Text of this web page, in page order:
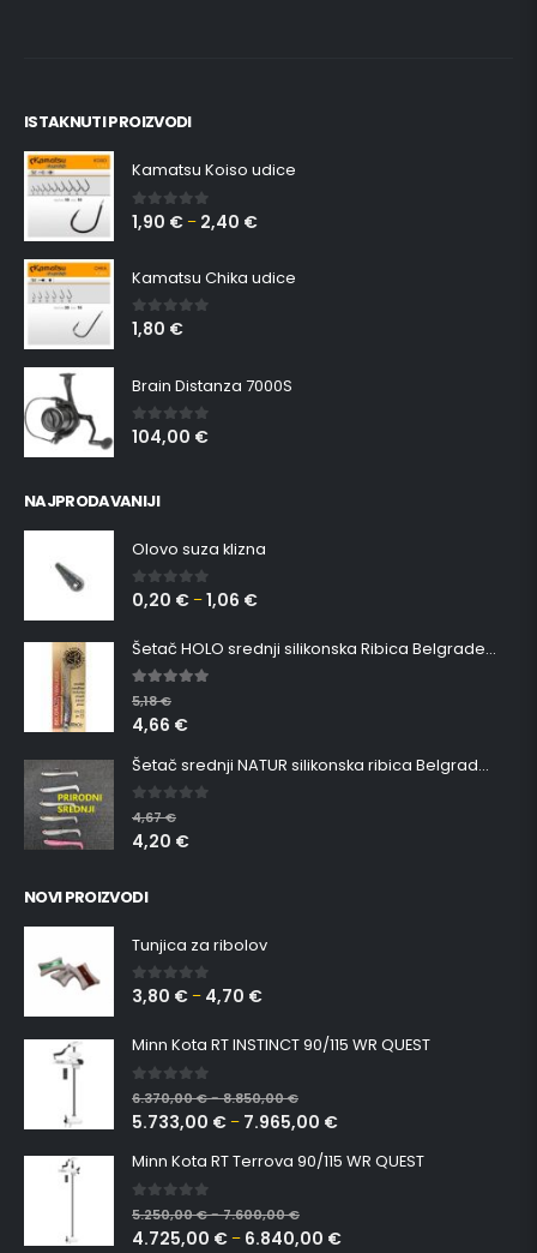
ISTAKNUTI PROIZVODI
Kamatsu Koiso udice
0 out of 5
1,90 € – 2,40 €
Kamatsu Chika udice
0 out of 5
1,80 €
Brain Distanza 7000S
0out of 5
104,00 €
NAJPRODAVANIJI
Olovo suza klizna
0 out of 5
0,20 € –1,06 €
Šetač HOLO srednji silikonska Ribica Belgrade Walker
5.00out of 5
5,18€
4,66 €
Šetač srednji NATUR silikonska ribica Belgrade Walker
0 out of 5
4,67€
4,20 €
NOVI PROIZVODI
Tunjica za ribolov
0 out of 5
3,80 € – 4,70 €
Minn Kota RT INSTINCT 90/115 WR QUEST
0 out of 5
6.370,00€–8.850,00€
5.733,00 € – 7.965,00 €
Minn Kota RT Terrova 90/115 WR QUEST
0 out of 5
5.250,00€–7.600,00€
4.725,00 € – 6.840,00 €